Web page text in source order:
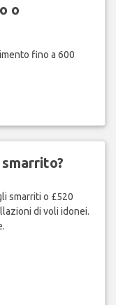
o
fino a 600
smarriti o £520
di voli idonei.